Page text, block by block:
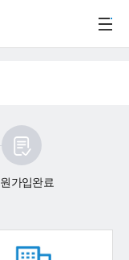
가입완료